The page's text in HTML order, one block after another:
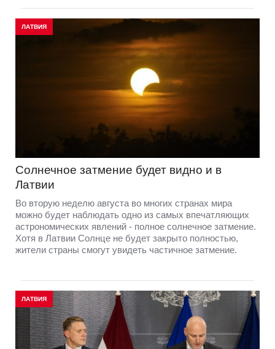
ЛАТВИЯ
Солнечное затмение будет видно и в
Латвии
Во вторую неделю августа во многих странах мира
можно будет наблюдать одно из самых впечатляющих
астрономических явлений - полное солнечное затмение.
Хотя в Латвии Солнце не будет закрыто полностью,
жители страны смогут увидеть частичное затмение.
ЛАТВИЯ